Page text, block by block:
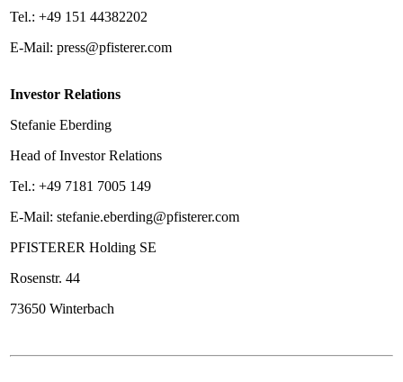
Tel.: +49 151 44382202
E-Mail: press@pfisterer.com
Investor Relations
Stefanie Eberding
Head of Investor Relations
Tel.: +49 7181 7005 149
E-Mail: stefanie.eberding@pfisterer.com
PFISTERER Holding SE
Rosenstr. 44
73650 Winterbach